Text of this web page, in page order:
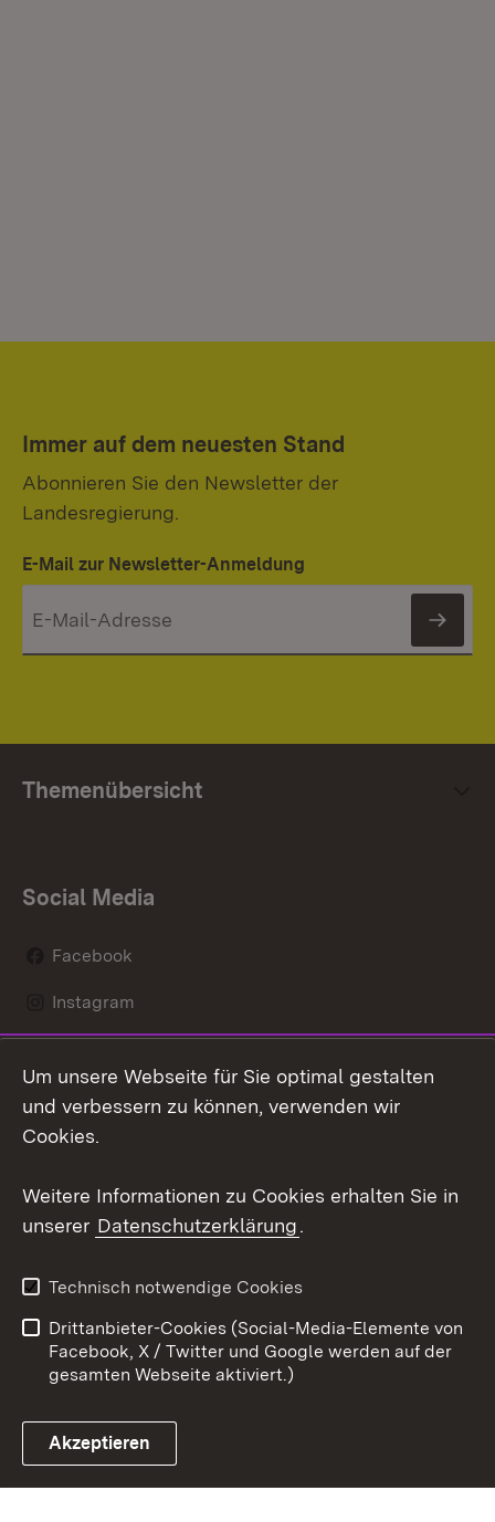
Immer auf dem neuesten Stand
Abonnieren Sie den Newsletter der
Landesregierung.
E-Mail zur Newsletter-Anmeldung
Themenübersicht
Social Media
Facebook
Instagram
Mastodon
Youtube
Link zum Landesportal
Kontakt
Datenschutz
Barrierefreiheit
Impressum Cookies
Um unsere Webseite für Sie optimal gestalten
und verbessern zu können, verwenden wir
Cookies.
Weitere Informationen zu Cookies erhalten Sie in
unserer Datenschutzerklärung.
Technisch notwendige Cookies
Drittanbieter-Cookies (Social-Media-Elemente von
Facebook, X / Twitter und Google werden auf der
gesamten Webseite aktiviert.)
Akzeptieren